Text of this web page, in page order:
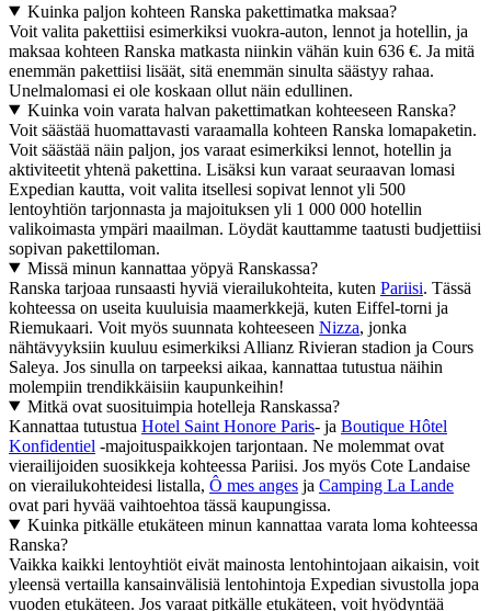
Kuinka paljon kohteen Ranska pakettimatka maksaa?
Voit valita pakettiisi esimerkiksi vuokra-auton, lennot ja hotellin, ja
maksaa kohteen Ranska matkasta niinkin vähän kuin 636 €. Ja mitä
enemmän pakettiisi lisäät, sitä enemmän sinulta säästyy rahaa.
Unelmalomasi ei ole koskaan ollut näin edullinen.
Kuinka voin varata halvan pakettimatkan kohteeseen Ranska?
Voit säästää huomattavasti varaamalla kohteen Ranska lomapaketin.
Voit säästää näin paljon, jos varaat esimerkiksi lennot, hotellin ja
aktiviteetit yhtenä pakettina. Lisäksi kun varaat seuraavan lomasi
Expedian kautta, voit valita itsellesi sopivat lennot yli 500
lentoyhtiön tarjonnasta ja majoituksen yli 1 000 000 hotellin
valikoimasta ympäri maailman. Löydät kauttamme taatusti budjettiisi
sopivan pakettiloman.
Missä minun kannattaa yöpyä Ranskassa?
Ranska tarjoaa runsaasti hyviä vierailukohteita, kuten Pariisi. Tässä
kohteessa on useita kuuluisia maamerkkejä, kuten Eiffel-torni ja
Riemukaari. Voit myös suunnata kohteeseen Nizza, jonka
nähtävyyksiin kuuluu esimerkiksi Allianz Rivieran stadion ja Cours
Saleya. Jos sinulla on tarpeeksi aikaa, kannattaa tutustua näihin
molempiin trendikkäisiin kaupunkeihin!
Mitkä ovat suosituimpia hotelleja Ranskassa?
Kannattaa tutustua Hotel Saint Honore Paris- ja Boutique Hôtel
Konfidentiel -majoituspaikkojen tarjontaan. Ne molemmat ovat
vierailijoiden suosikkeja kohteessa Pariisi. Jos myös Cote Landaise
on vierailukohteidesi listalla, Ô mes anges ja Camping La Lande
ovat pari hyvää vaihtoehtoa tässä kaupungissa.
Kuinka pitkälle etukäteen minun kannattaa varata loma kohteessa
Ranska?
Vaikka kaikki lentoyhtiöt eivät mainosta lentohintojaan aikaisin, voit
yleensä vertailla kansainvälisiä lentohintoja Expedian sivustolla jopa
vuoden etukäteen. Jos varaat pitkälle etukäteen, voit hyödyntää